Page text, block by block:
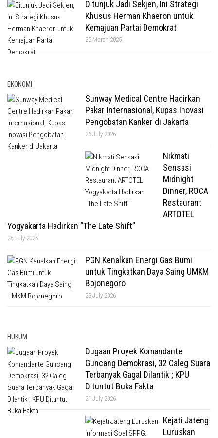
Ditunjuk Jadi Sekjen, Ini Strategi
Khusus Herman Khaeron untuk
Kemajuan Partai Demokrat
25 March 2025
EKONOMI
Sunway Medical Centre Hadirkan
Pakar Internasional, Kupas Inovasi
Pengobatan Kanker di Jakarta
26 July 2026
Nikmati
Sensasi
Midnight
Dinner, ROCA
Restaurant
ARTOTEL
Yogyakarta Hadirkan “The Late Shift”
25 July 2026
PGN Kenalkan Energi Gas Bumi
untuk Tingkatkan Daya Saing UMKM
Bojonegoro
23 July 2026
HUKUM
Dugaan Proyek Komandante
Guncang Demokrasi, 32 Caleg Suara
Terbanyak Gagal Dilantik ; KPU
Dituntut Buka Fakta
21 July 2026
Kejati Jateng
Luruskan